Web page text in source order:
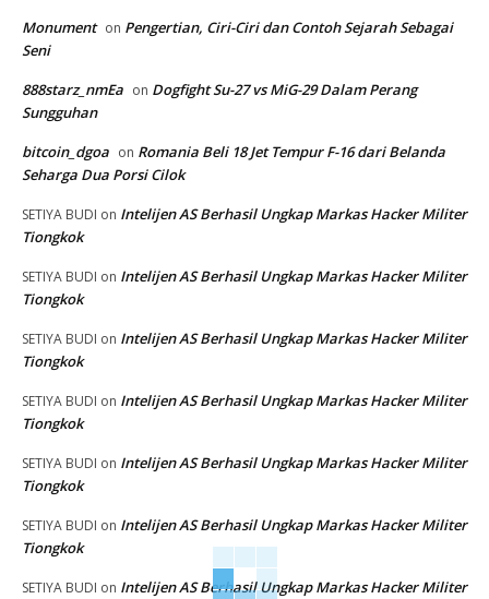
Monument on Pengertian, Ciri-Ciri dan Contoh Sejarah Sebagai
Seni
888starz_nmEa on Dogfight Su-27 vs MiG-29 Dalam Perang
Sungguhan
bitcoin_dgoa on Romania Beli 18 Jet Tempur F-16 dari Belanda
Seharga Dua Porsi Cilok
SETIYA BUDI on Intelijen AS Berhasil Ungkap Markas Hacker Militer
Tiongkok
SETIYA BUDI on Intelijen AS Berhasil Ungkap Markas Hacker Militer
Tiongkok
SETIYA BUDI on Intelijen AS Berhasil Ungkap Markas Hacker Militer
Tiongkok
SETIYA BUDI on Intelijen AS Berhasil Ungkap Markas Hacker Militer
Tiongkok
SETIYA BUDI on Intelijen AS Berhasil Ungkap Markas Hacker Militer
Tiongkok
SETIYA BUDI on Intelijen AS Berhasil Ungkap Markas Hacker Militer
Tiongkok
SETIYA BUDI on Intelijen AS Berhasil Ungkap Markas Hacker Militer